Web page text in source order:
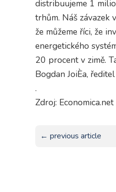
distribuujeme 1
trhům. Náš závazek
že můžeme říci, že
energetického
20 procent v zimě.
Bogdan JoiÈa,
.
Zdroj: Economica.net
← previous article